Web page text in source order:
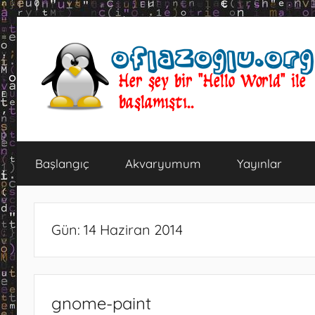
İçeriğe
oflazoglu.org
şey
bir
başlamıştı..
Başlangıç Akvaryumum Yayınlar
Gün: 14 Haziran 2014
gnome-paint